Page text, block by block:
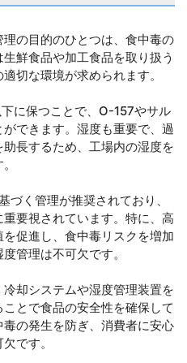
の目的のひとつは、食中毒の
鮮食品や加工食品を取り扱う
切な環境が求められます。
に保つことで、O-157やサル
できます。湿度も重要で、過
長するため、工場内の湿度を
づく管理が推奨されており、
要視されています。特に、高
促進し、食中毒リスクを増加
管理は不可欠です。
却システムや湿度管理装置を
とで食品の安全性を確保して
の発生を防ぎ、消費者に安心
です。